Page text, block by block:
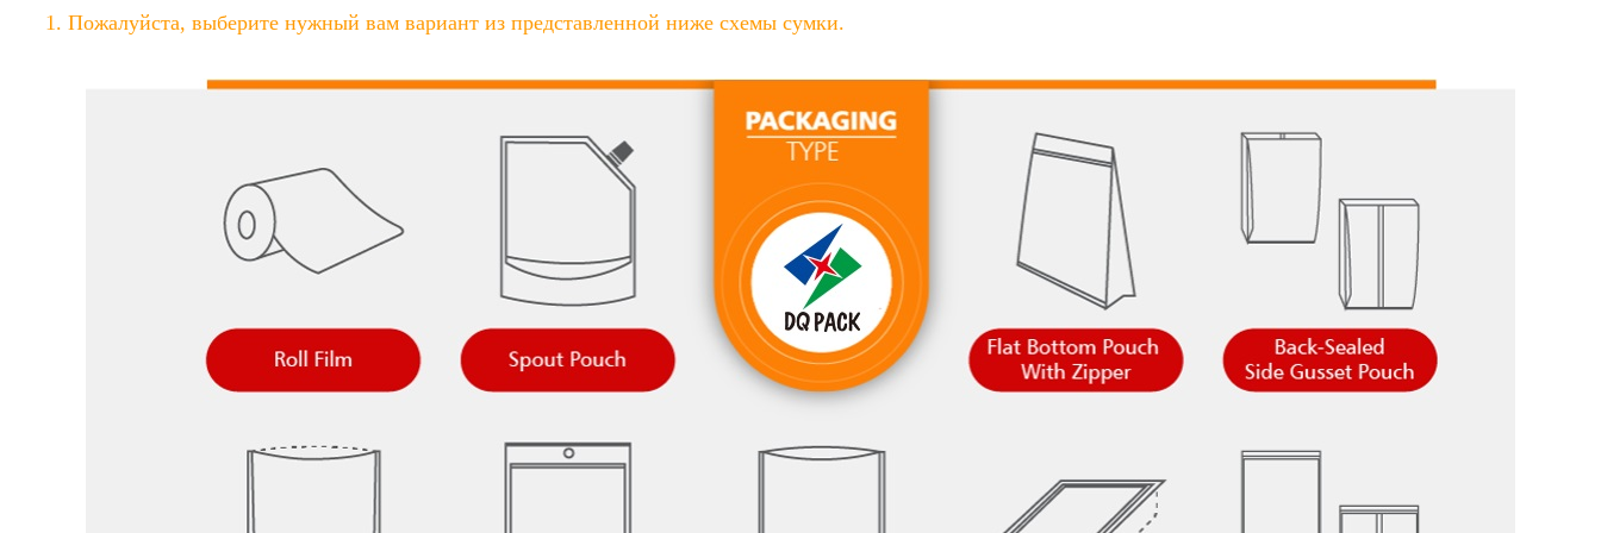
1. Пожалуйста, выберите нужный вам вариант из представленной ниже схемы сумки.